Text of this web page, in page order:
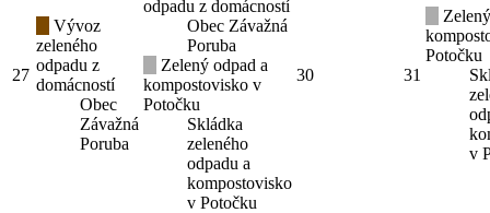
27
Vývoz
zeleného
odpadu z
domácností
Obec
Závažná
Poruba
odpadu z domácností
Obec Závažná
Poruba
Zelený odpad a
kompostovisko v
Potočku
Skládka
zeleného
odpadu a
kompostovisko
v Potočku
30 31
Potočku
v